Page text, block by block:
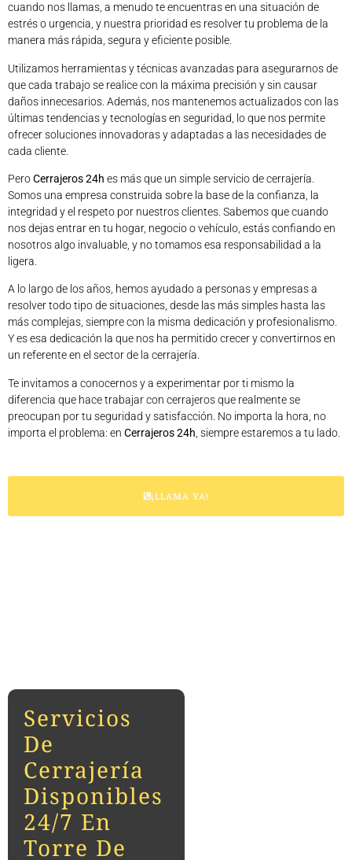
cuando nos llamas, a menudo te encuentras en una situación de
estrés o urgencia, y nuestra prioridad es resolver tu problema de la
manera más rápida, segura y eficiente posible.
Utilizamos herramientas y técnicas avanzadas para asegurarnos de
que cada trabajo se realice con la máxima precisión y sin causar
daños innecesarios. Además, nos mantenemos actualizados con las
últimas tendencias y tecnologías en seguridad, lo que nos permite
ofrecer soluciones innovadoras y adaptadas a las necesidades de
cada cliente.
PeroCerrajeros 24h es más que un simple servicio de cerrajería.
Somos una empresa construida sobre la base de la confianza, la
integridad y el respeto por nuestros clientes. Sabemos que cuando
nos dejas entrar en tu hogar, negocio o vehículo, estás confiando en
nosotros algo invaluable, y no tomamos esa responsabilidad a la
ligera.
A lo largo de los años, hemos ayudado a personas y empresas a
resolver todo tipo de situaciones, desde las más simples hasta las
más complejas, siempre con la misma dedicación y profesionalismo.
Y es esa dedicación la que nos ha permitido crecer y convertirnos en
un referente en el sector de la cerrajería.
Te invitamos a conocernos y a experimentar por ti mismo la
diferencia que hace trabajar con cerrajeros que realmente se
preocupan por tu seguridad y satisfacción. No importa la hora, no
importa el problema: en Cerrajeros 24h , siempre estaremos a tu lado.
¡LLAMA YA!
Servicios
De
Cerrajería
Disponibles
24/7 En
Torre De